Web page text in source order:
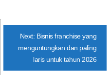
Next: Bisnis franchise yang
menguntungkan dan paling
laris untuk tahun 2026